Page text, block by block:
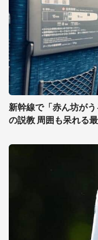
新幹線で「赤ん坊が
の説教 周囲も呆れる